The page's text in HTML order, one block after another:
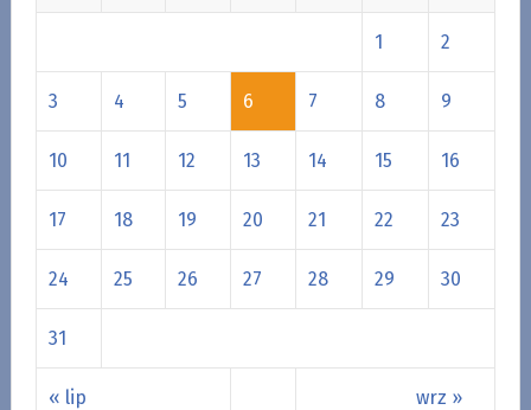
« lip wrz »
1 2
3 4 5 6 7 8 9
10 11 12 13 14 15 16
17 18 19 20 21 22 23
24 25 26 27 28 29 30
31